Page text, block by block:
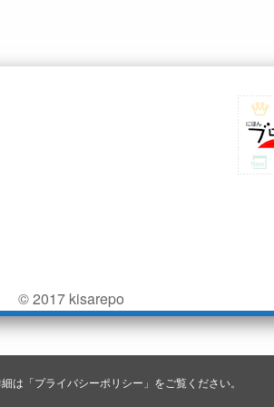
は「プライバシーポリシー 」をご覧ください。
© 2017 kisarepo